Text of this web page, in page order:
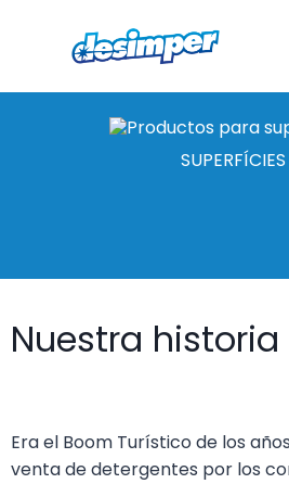
SUPERFÍCIES
Nuestra historia
Era el Boom Turístico de los
venta de detergentes por los